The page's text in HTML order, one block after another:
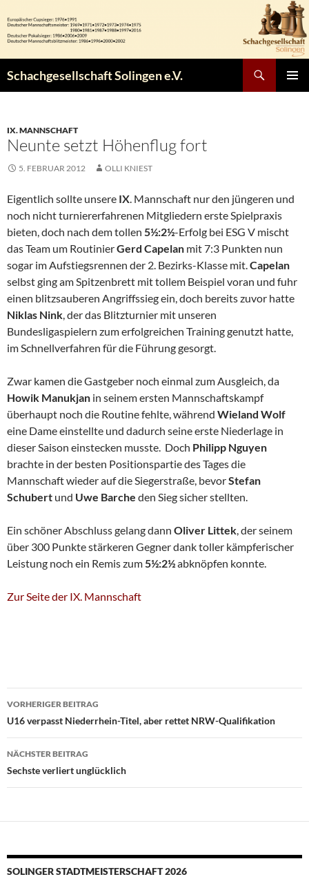
Inhalt
springen
Schachgesellschaft Solingen e.V.
IX. MANNSCHAFT
Neunte setzt Höhenflug fort
5. FEBRUAR 2012 OLLI KNIEST
Eigentlich sollte unsere IX. Mannschaft nur den jüngeren und
noch nicht turniererfahrenen Mitgliedern erste Spielpraxis
bieten, doch nach dem tollen 5½:2½-Erfolg bei ESG V mischt
das Team um RoutinierGerd Capelan mit 7:3 Punkten nun
sogar im Aufstiegsrennen der 2. Bezirks-Klasse mit.Capelan
selbst ging am Spitzenbrett mit tollem Beispiel voran und fuhr
einen blitzsauberen Angriffssieg ein, doch bereits zuvor hatte
Niklas Nink, der das Blitzturnier mit unseren
Bundesligaspielern zum erfolgreichen Training genutzt hatte,
im Schnellverfahren für die Führung gesorgt.
Zwar kamen die Gastgeber noch einmal zum Ausgleich, da
Howik Manukjan in seinem ersten Mannschaftskampf
überhaupt noch die Routine fehlte, während Wieland Wolf
eine Dame einstellte und dadurch seine erste Niederlage in
dieser Saison einstecken musste. Doch Philipp Nguyen
brachte in der besten Positionspartie des Tages die
Mannschaft wieder auf die Siegerstraße, bevorStefan
Schubert und Uwe Barche den Sieg sicher stellten.
Ein schöner Abschluss gelang dann Oliver Littek, der seinem
über 300 Punkte stärkeren Gegner dank toller kämpferischer
Leistung noch ein Remis zum5½:2½abknöpfen konnte.
Zur Seite der IX. Mannschaft
Beitragsnavigation
VORHERIGER BEITRAG
U16 verpasst Niederrhein-Titel, aber rettet NRW-Qualifikation
NÄCHSTER BEITRAG
Sechste verliert unglücklich
SOLINGER STADTMEISTERSCHAFT 2026